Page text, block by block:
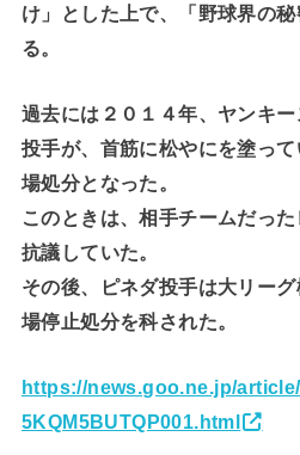
け」とした上で、「野球界の
る。
過去には２０１４年、ヤンキ
投手が、首筋に松やにを塗っ
場処分となった。
このときは、相手チームだっ
抗議していた。
その後、ピネダ投手は大リー
場停止処分を科された。
https://news.goo.ne.jp/
5KQM5BUTQP001.html